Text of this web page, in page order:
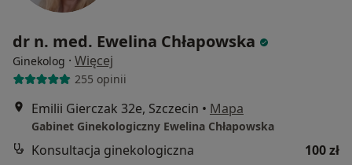
dr n. med. Ewelina Chłapowska
Ginekolog · Więcej
255 opinii
Emilii Gierczak 32e, Szczecin • Mapa
Gabinet Ginekologiczny Ewelina Chłapowska
Konsultacja ginekologiczna
100 zł